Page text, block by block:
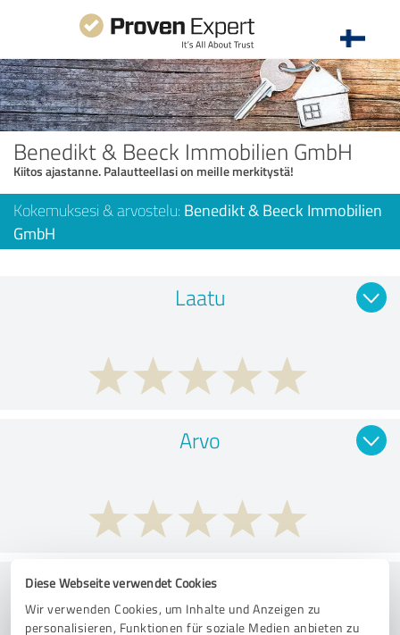
Diese Webseite verwendet Cookies
Wir verwenden Cookies, um Inhalte und Anzeigen zu
personalisieren, Funktionen für soziale Medien anbieten zu
Benedikt & Beeck Immobilien GmbH
Kiitos ajastanne. Palautteellasi on meille merkitystä!
Kokemuksesi & arvostelu: Benedikt & Beeck Immobilien
GmbH
Laatu
Arvo
Palvelut